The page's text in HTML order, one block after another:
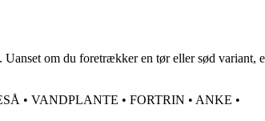
om du foretrækker en tør eller sød variant,
• VANDPLANTE • FORTRIN • ANKE •